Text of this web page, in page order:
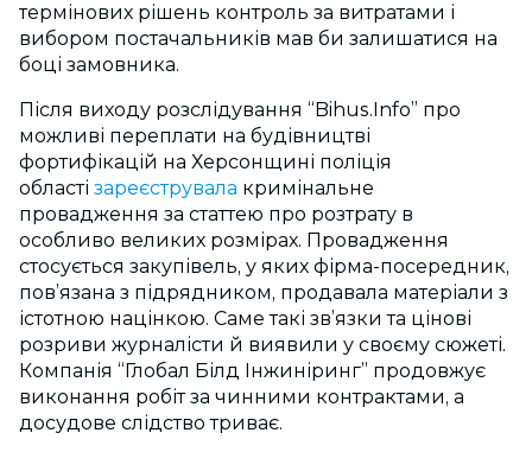
термінових рішень контроль за витратами і
вибором постачальників мав би залишатися на
боці замовника.
Після виходу розслідування “Bihus.Info” про
можливі переплати на будівництві
фортифікацій на Херсонщині поліція
області зареєструвала кримінальне
провадження за статтею про розтрату в
особливо великих розмірах. Провадження
стосується закупівель, у яких фірма-посередник,
пов’язана з підрядником, продавала матеріали з
істотною націнкою. Саме такі зв’язки та цінові
розриви журналісти й виявили у своєму сюжеті.
Компанія “Глобал Білд Інжиніринг” продовжує
виконання робіт за чинними контрактами, а
досудове слідство триває.